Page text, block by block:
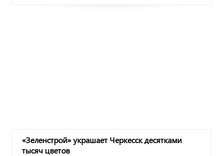
«Зеленстрой» украшает Черкесск десятками
тысяч цветов